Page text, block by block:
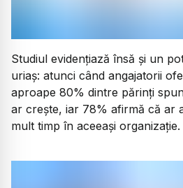
Studiul evidențiază însă și un
uriaș: atunci când angajatorii
aproape 80% dintre părinți
ar crește, iar 78% afirmă că ar
mult timp în aceeași organizație.